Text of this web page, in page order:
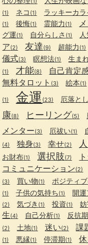
(1) ネコ (1) ラッキーカラ
(1) 後悔(1) 霊能力 (1)
グ運(1) 自分らしさ (1)
ア(2) 友達 (9) 超能力 (1)
儀式(3) 瞑想法(1) 生ま
(1) 才能(8) 自己肯定
無料タロット (3) 絵本(1)
(1) 金運 (23) 厄落とし
康(8) ヒーリング(5)
メンター(3) 厄祓い(1)
(4) 独身(3) 幸せ(2)
お財布(1) 選択肢(7)
コミュニケーション(2)
(3) 買い物(1) ポジティブ
(1) 子供の気持ち(1) 開
(2) 気づき (1) 投資(1)
生(4) 自己分析(1) 反抗期
(2) 土地(1) 迷い(2) 課
(1) 悪縁(1) 停滞期(1)